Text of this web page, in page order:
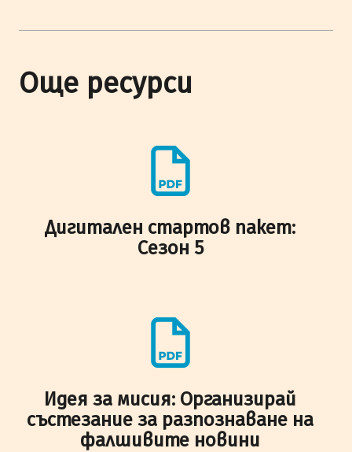
Още ресурси
Дигитален стартов пакет:
Сезон 5
Идея за мисия: Организирай
състезание за разпознаване на
фалшивите новини